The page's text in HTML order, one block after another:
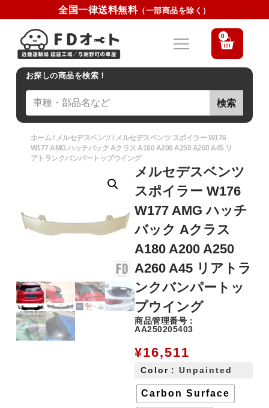
全国一律送料無料（一部商品を除く）
0
お探しの商品を検索！
検索
ホーム / メルセデスベンツ / メルセデスベンツ スポイラー W176
W177 AMG ハッチバック Aクラス A180 A200 A250 A260 A45 リ
アトランクバンパートップウイング
メルセデスベンツ
スポイラー W176
W177 AMG ハッチ
バック Aクラス
A180 A200 A250
A260 A45 リアトラ
ンクバンパートッ
プウイング
商品管理番号：
AA250205403
¥16,511
Color : Unpainted
Carbon Surface